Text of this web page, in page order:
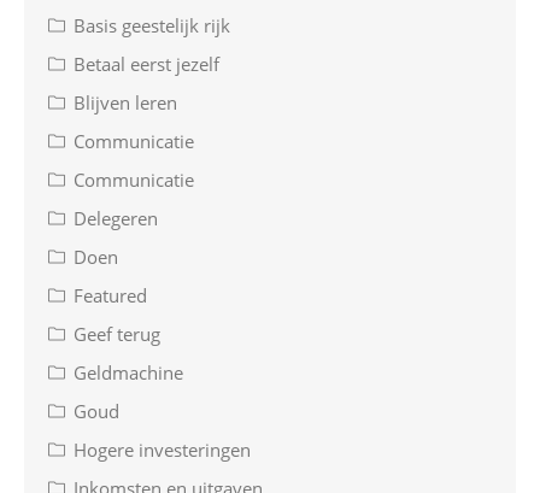
Basis geestelijk rijk
Betaal eerst jezelf
Blijven leren
Communicatie
Communicatie
Delegeren
Doen
Featured
Geef terug
Geldmachine
Goud
Hogere investeringen